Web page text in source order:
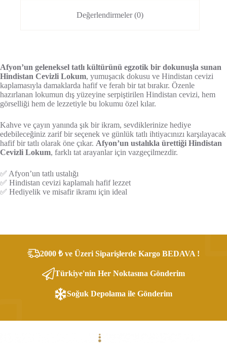
Değerlendirmeler (0)
Afyon’un geleneksel tatlı kültürünü egzotik bir dokunuşla sunan
Hindistan Cevizli Lokum, yumuşacık dokusu ve Hindistan cevizi
kaplamasıyla damaklarda hafif ve ferah bir tat bırakır. Özenle
hazırlanan lokumun dış yüzeyine serpiştirilen Hindistan cevizi, hem
görselliği hem de lezzetiyle bu lokumu özel kılar.
Kahve ve çayın yanında şık bir ikram, sevdiklerinize hediye
edebileceğiniz zarif bir seçenek ve günlük tatlı ihtiyacınızı karşılayacak
hafif bir tatlı olarak öne çıkar. Afyon’un ustalıkla ürettiği Hindistan
Cevizli Lokum, farklı tat arayanlar için vazgeçilmezdir.
✅ Afyon’un tatlı ustalığı
✅ Hindistan cevizi kaplamalı hafif lezzet
✅ Hediyelik ve misafir ikramı için ideal
2000 ₺ ve Üzeri Siparişlerde Kargo BEDAVA !
Türkiye'nin Her Noktasına Gönderim
Soğuk Depolama ile Gönderim